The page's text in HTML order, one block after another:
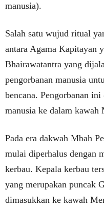
manusia).
Salah satu wujud ritual
antara Agama Kapitayan
Bhairawatantra yang
pengorbanan manusia
bencana. Pengorbanan
manusia ke dalam kawah
Pada era dakwah Mbah
mulai diperhalus dengan
kerbau. Kepala kerbau
yang merupakan puncak
dimasukkan ke kawah